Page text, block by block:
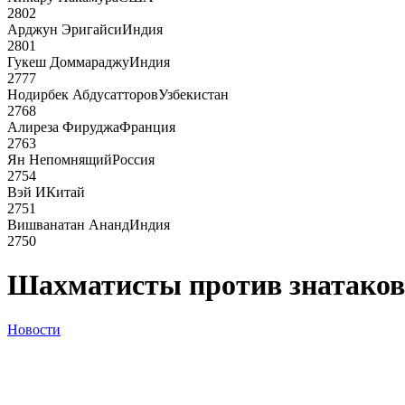
2802
Арджун ЭригайсиИндия
2801
Гукеш ДоммараджуИндия
2777
Нодирбек АбдусатторовУзбекистан
2768
Алиреза ФируджаФранция
2763
Ян НепомнящийРоссия
2754
Вэй ИКитай
2751
Вишванатан АнандИндия
2750
Шахматисты против
Новости